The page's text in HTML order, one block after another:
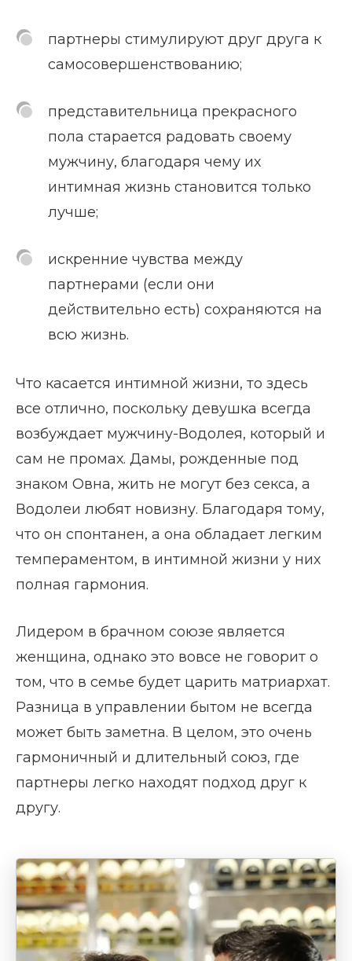
партнеры стимулируют друг друга к
самосовершенствованию;
представительница прекрасного
пола старается радовать своему
мужчину, благодаря чему их
интимная жизнь становится только
лучше;
искренние чувства между
партнерами (если они
действительно есть) сохраняются на
всю жизнь.
Что касается интимной жизни, то здесь
все отлично, поскольку девушка всегда
возбуждает мужчину-Водолея, который и
сам не промах. Дамы, рожденные под
знаком Овна, жить не могут без секса, а
Водолеи любят новизну. Благодаря тому,
что он спонтанен, а она обладает легким
темпераментом, в интимной жизни у них
полная гармония.
Лидером в брачном союзе является
женщина, однако это вовсе не говорит о
том, что в семье будет царить матриархат.
Разница в управлении бытом не всегда
может быть заметна. В целом, это очень
гармоничный и длительный союз, где
партнеры легко находят подход друг к
другу.